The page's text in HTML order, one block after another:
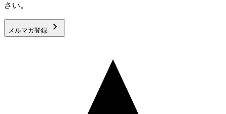
さい。
メルマガ登録 keyboard_arrow_right